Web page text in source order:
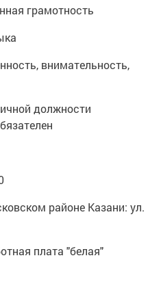
грамотность
внимательность,
должности
районе Казани: ул.
плата "белая"